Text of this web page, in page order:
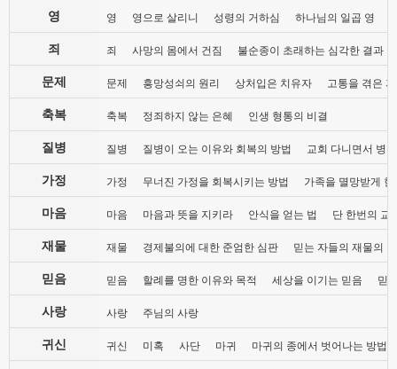
영 영 영으로 살리니 성령의 거하심 하나님의 일곱 영
죄 죄 사망의 몸에서 건짐 불순종이 초래하는 심각한 결과
문제 문제 흥망성쇠의 원리 상처입은 치유자 고통을 겪은
축복 축복 정죄하지 않는 은혜 인생 형통의 비결
질병 질병 질병이 오는 이유와 회복의 방법 교회 다니면서 병
가정 가정 무너진 가정을 회복시키는 방법 가족을 멸망받게 한
마음 마음 마음과 뜻을 지키라 안식을 얻는 법 단 한번의 교
재물 재물 경제불의에 대한 준엄한 심판 믿는 자들의 재물의
믿음 믿음 할례를 명한 이유와 목적 세상을 이기는 믿음 믿
사랑 사랑 주님의 사랑
귀신 귀신 미혹 사단 마귀 마귀의 종에서 벗어나는 방법